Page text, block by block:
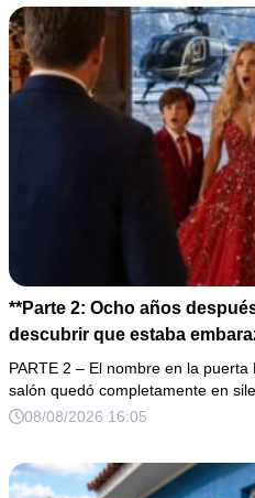
**Parte 2: Ocho años
descubrir que estaba
a la cena de Navidad
de la mujer a la que creía
que jamás imaginó fue que
PARTE 2 – El nombre en la
salón quedó completamente en
08/08/2026 16:05